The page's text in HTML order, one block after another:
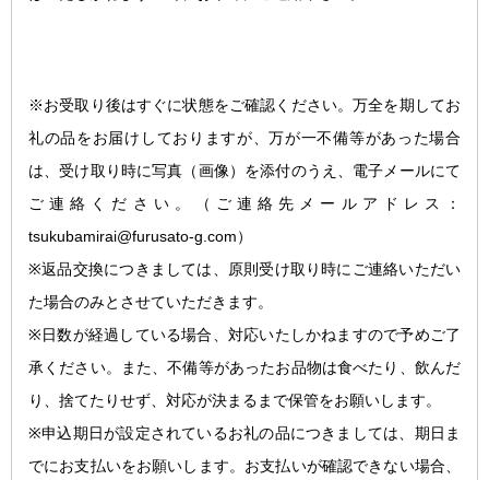
※お受取り後はすぐに状態をご確認ください。万全を期してお
礼の品をお届けしておりますが、万が一不備等があった場合
は、受け取り時に写真（画像）を添付のうえ、電子メールにて
ご連絡ください。
（ご連絡先メールアドレス：
tsukubamirai@furusato-g.com）
※返品交換につきましては、原則受け取り時にご連絡いただい
た場合のみとさせていただきます。
※日数が経過している場合、対応いたしかねますので予めご了
承ください。また、不備等があったお品物は食べたり、飲んだ
り、捨てたりせず、対応が決まるまで保管をお願いします。
※申込期日が設定されているお礼の品につきましては、期日ま
でにお支払いをお願いします。お支払いが確認できない場合、